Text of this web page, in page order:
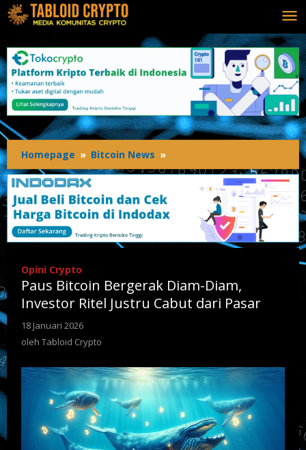
Lewati
ke
konten
Homepage » Bitcoin News »
Bitcoin
Bergerak
Diam,
Investor
Ritel
dari
Pasar
Opini Crypto
Paus Bitcoin Bergerak Diam-Diam,
Investor Ritel Justru Cabut dari Pasar
18 Januari 2026
Tabloid
oleh Tabloid Crypto